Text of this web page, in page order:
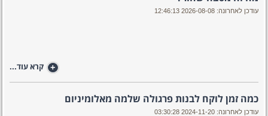
עודכן לאחרונה: 2026-08-08 12:46:13
+ קרא עוד...
כמה זמן לוקח לבנות פרגולה שלמה מאלומיניום
עודכן לאחרונה: 2024-11-20 03:30:28